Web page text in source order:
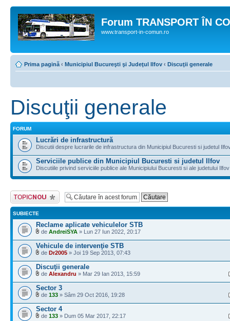
Forum TRANSPORT ÎN
www.transport-in-comun.ro
Prima pagină ‹ Municipiul Bucureşti şi Judeţul Ilfov ‹ Discuţii generale
Discuţii generale
FORUM
Lucrări de infrastructură
Discutii despre lucrarile de infrastructura din Municipiul Bucuresti si judetul
Serviciile publice din Municipiul Bucuresti si judetul Ilfov
Discutiile privind serviciile publice ale Municipiului Bucuresti si ale judetului Ilfov
Scrie un subiect
nou
SUBIECTE
Reclame aplicate vehiculelor STB
de AndreiSYA » Lun 27 Iun 2022, 20:17
Vehicule de intervenţie STB
de Dr2005 » Joi 19 Sep 2013, 07:43
Discuţii generale
de Alexandru » Mar 29 Ian 2013, 15:59
Sector 3
de 133 » Sâm 29 Oct 2016, 19:28
Sector 4
de 133 » Dum 05 Mar 2017, 22:17